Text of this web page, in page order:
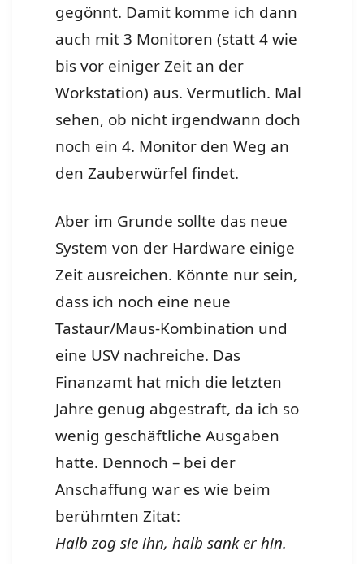
gegönnt. Damit komme ich dann
auch mit 3 Monitoren (statt 4 wie
bis vor einiger Zeit an der
Workstation) aus. Vermutlich. Mal
sehen, ob nicht irgendwann doch
noch ein 4. Monitor den Weg an
den Zauberwürfel findet.
Aber im Grunde sollte das neue
System von der Hardware einige
Zeit ausreichen. Könnte nur sein,
dass ich noch eine neue
Tastaur/Maus-Kombination und
eine USV nachreiche. Das
Finanzamt hat mich die letzten
Jahre genug abgestraft, da ich so
wenig geschäftliche Ausgaben
hatte. Dennoch – bei der
Anschaffung war es wie beim
berühmten Zitat:
Halb zog sie ihn, halb sank er hin.